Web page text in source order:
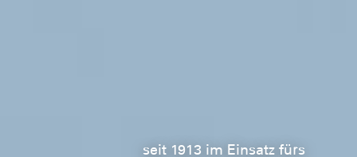
seit 1913 im Einsatz fürs
Schwimmkurse für Kinder